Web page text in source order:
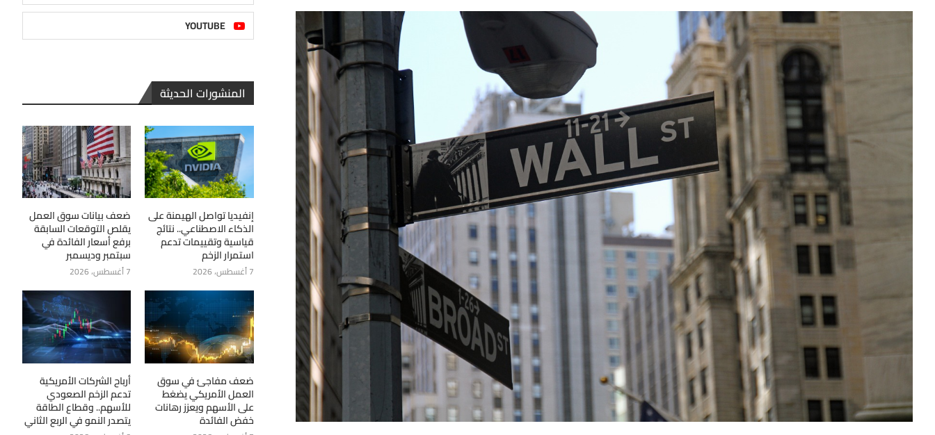
YOUTUBE
المنشورات الحديثة
إنفيديا تواصل الهيمنة على
الذكاء الاصطناعي.. نتائج
قياسية وتقييمات تدعم
استمرار الزخم
7 أغسطس، 2026
ضعف بيانات سوق العمل
يقلص التوقعات السابقة
برفع أسعار الفائدة في
سبتمبر وديسمبر
7 أغسطس، 2026
ضعف مفاجئ في سوق
العمل الأمريكي يضغط
على الأسهم ويعزز رهانات
خفض الفائدة
أرباح الشركات الأمريكية
تدعم الزخم الصعودي
للأسهم.. وقطاع الطاقة
يتصدر النمو في الربع الثاني